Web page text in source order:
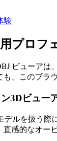
験
プロフ
ビューアは
、このブラ
3Dビュー
デルを扱う際
直感的なオー